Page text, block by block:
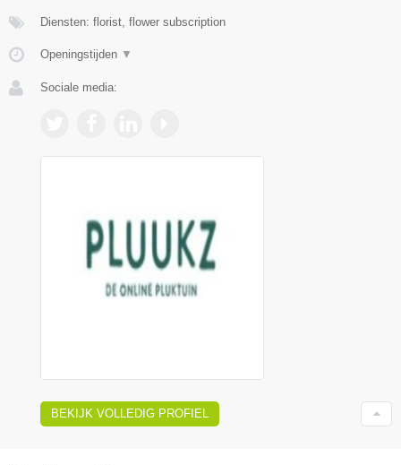
Diensten: florist, flower subscription
Openingstijden ▼
Sociale media:
BEKIJK VOLLEDIG PROFIEL